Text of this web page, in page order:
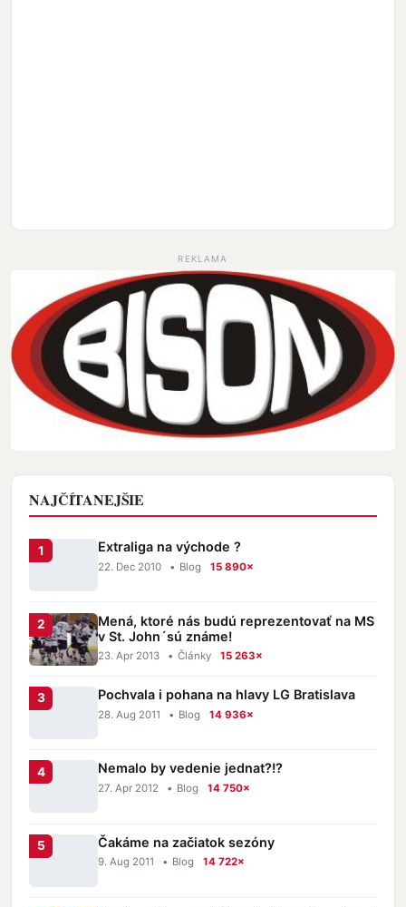
REKLAMA
NAJČÍTANEJŠIE
Extraliga na východe ?
22. Dec 2010 • Blog 15 890×
Mená, ktoré nás budú reprezentovať na MS
v St. John´sú známe!
23. Apr 2013 • Články 15 263×
Pochvala i pohana na hlavy LG Bratislava
28. Aug 2011 • Blog 14 936×
Nemalo by vedenie jednat?!?
27. Apr 2012 • Blog 14 750×
Čakáme na začiatok sezóny
9. Aug 2011 • Blog 14 722×